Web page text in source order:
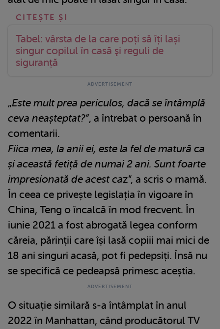
Tabel: vârsta de la care poți să îți lași
singur copilul în casă şi reguli de
siguranță
„Este mult prea periculos, dacă se întâmplă
ceva neașteptat?”, a întrebat o persoană în
comentarii.
Fiica mea, la anii ei, este la fel de matură ca
și această fetiță de numai 2 ani. Sunt foarte
impresionată de acest caz”, a scris o mamă.
În ceea ce privește legislația în vigoare în
China, Teng o încalcă în mod frecvent. În
iunie 2021 a fost abrogată legea conform
căreia, părinții care își lasă copiii mai mici de
18 ani singuri acasă, pot fi pedepsiți. Însă nu
se specifică ce pedeapsă primesc aceștia.
O situație similară s-a întâmplat în anul
2022 în Manhattan, când producătorul TV